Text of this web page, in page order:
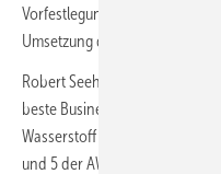
Vorfestlegungen getroffen
Umsetzung der Energiewende
Robert Seehawer,
beste Business Case für
Wasserstoff aus den weit-
und 5 der AWZ) ist der